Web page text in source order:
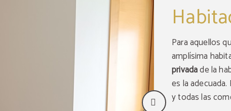
Para aquellos
amplísima
privadade la
es la
y todas las